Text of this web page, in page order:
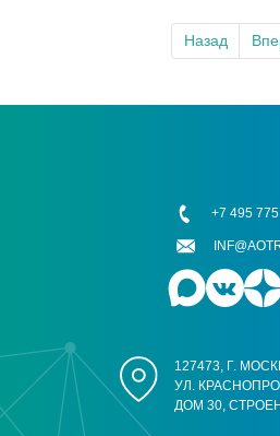
Назад
127473, Г.
УЛ.
ДОМ 30,
+7 495